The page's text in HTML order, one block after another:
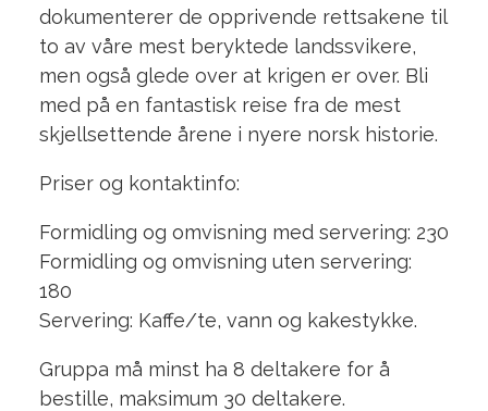
dokumenterer de opprivende rettsakene til
to av våre mest beryktede landssvikere,
men også glede over at krigen er over. Bli
med på en fantastisk reise fra de mest
skjellsettende årene i nyere norsk historie.
Priser og kontaktinfo:
Formidling og omvisning med servering: 230
Formidling og omvisning uten servering:
180
Servering: Kaffe/te, vann og kakestykke.
Gruppa må minst ha 8 deltakere for å
bestille, maksimum 30 deltakere.